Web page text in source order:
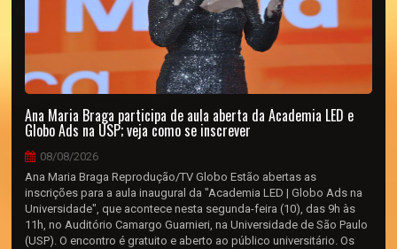
Ana Maria Braga participa de aula aberta da Academia LED e
Globo Ads na USP; veja como se inscrever
08/08/2026
Ana Maria Braga Reprodução/TV Globo Estão abertas as
inscrições para a aula inaugural da "Academia LED | Globo Ads na
Universidade", que acontece nesta segunda-feira (10), das 9h às
11h, no Auditório Camargo Guarnieri, na Universidade de São Paulo
(USP). O encontro é gratuito e aberto ao público universitário. Os